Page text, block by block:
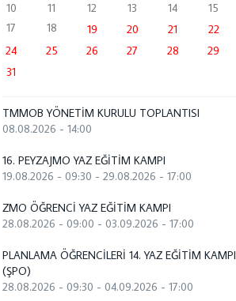
10
11 12 13 14 15
17
18 19 20 21 22
24
25 26 27 28 29
31
TMMOB YÖNETİM KURULU TOPLANTISI
08.08.2026 - 14:00
16. PEYZAJMO YAZ EĞİTİM KAMPI
19.08.2026 - 09:30 -29.08.2026 - 17:00
ZMO ÖĞRENCİ YAZ EĞİTİM KAMPI
28.08.2026 - 09:00 -03.09.2026 - 17:00
PLANLAMA ÖĞRENCİLERİ 14. YAZ EĞİTİM KAMPI
(ŞPO)
28.08.2026 - 09:30 -04.09.2026 - 17:00